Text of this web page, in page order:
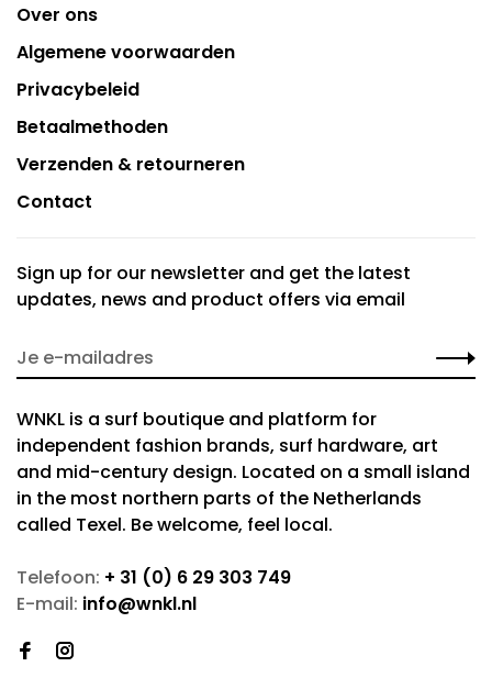
Over ons
Algemene voorwaarden
Privacybeleid
Betaalmethoden
Verzenden & retourneren
Contact
Sign up for our newsletter and get the latest
updates, news and product offers via email
WNKL is a surf boutique and platform for
independent fashion brands, surf hardware, art
and mid-century design. Located on a small island
in the most northern parts of the Netherlands
called Texel. Be welcome, feel local.
Telefoon: + 31 (0) 6 29 303 749
E-mail: info@wnkl.nl